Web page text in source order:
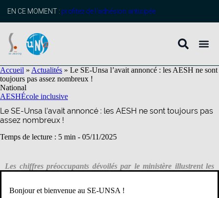
principal
EN CE MOMENT : profitez de l’adhésion anticipée
Accueil » Actualités » Le SE-Unsa l’avait annoncé : les AESH ne sont
toujours pas assez nombreux !
National
AESHÉcole inclusive
Le SE-Unsa l’avait annoncé : les AESH ne sont toujours pas
assez nombreux !
Temps de lecture : 5 min - 05/11/2025
Les chiffres préoccupants dévoilés par le ministère illustrent les
Bonjour et bienvenue au SE-UNSA !